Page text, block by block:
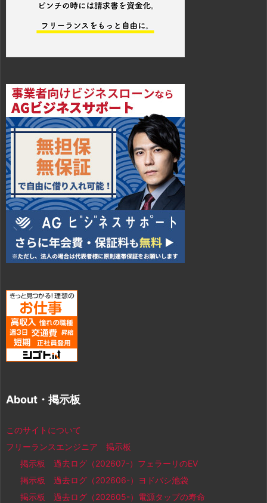
About・掲示板
このサイトについて
フリーランスエンジニア 掲示板
掲示板 過去ログ（202607-）フェラーリのEV
掲示板 過去ログ（202606-）ヨドバシ池袋
掲示板 過去ログ（202605-）電源タップの寿命